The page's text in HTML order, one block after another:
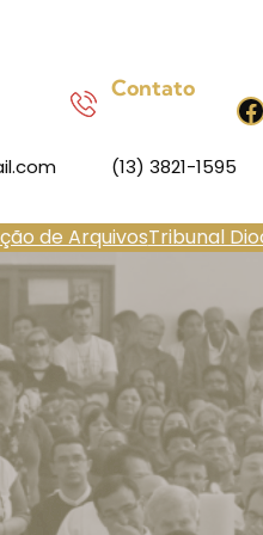
Contato
(13) 3821-1595
de ArquivosTribunal